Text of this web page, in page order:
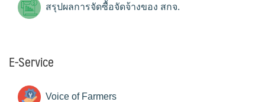
สรุปผลการจัดซื้อจัดจ้างของ สกจ.
E-Service
Voice of Farmers